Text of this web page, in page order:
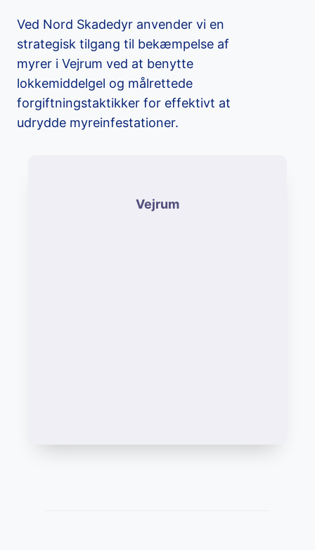
Ved Nord Skadedyr anvender vi en
strategisk tilgang til bekæmpelse af
myrer i Vejrum ved at benytte
lokkemiddelgel og målrettede
forgiftningstaktikker for effektivt at
udrydde myreinfestationer.
Vejrum